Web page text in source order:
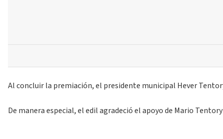
Al concluir la premiación, el presidente municipal Hever
De manera especial, el edil agradeció el apoyo de Mario